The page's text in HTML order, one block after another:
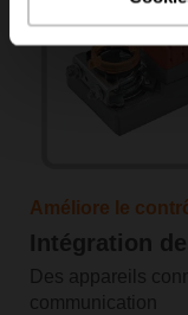
Améliore le
Intégration
Des appareils
communication